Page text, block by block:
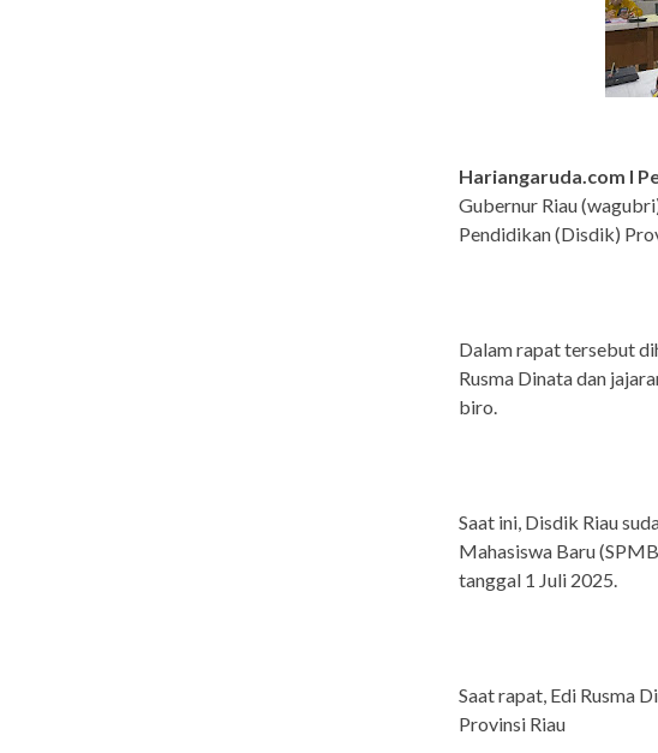
Hariangaruda.com I
Gubernur Riau
Pendidikan (Disdik)
Dalam rapat tersebut
Rusma Dinata dan
biro.
Saat ini, Disdik Riau
Mahasiswa Baru
tanggal 1 Juli 2025.
Saat rapat, Edi Rusma
Provinsi Riau